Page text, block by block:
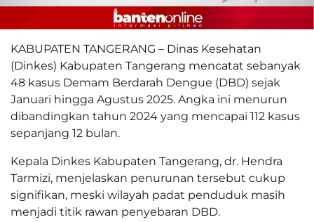
KABUPATEN TANGERANG – Dinas Kesehatan
(Dinkes) Kabupaten Tangerang mencatat sebanyak
48 kasus Demam Berdarah Dengue (DBD) sejak
Januari hingga Agustus 2025. Angka ini menurun
dibandingkan tahun 2024 yang mencapai 112 kasus
sepanjang 12 bulan.
Kepala Dinkes Kabupaten Tangerang, dr. Hendra
Tarmizi, menjelaskan penurunan tersebut cukup
signifikan, meski wilayah padat penduduk masih
menjadi titik rawan penyebaran DBD.